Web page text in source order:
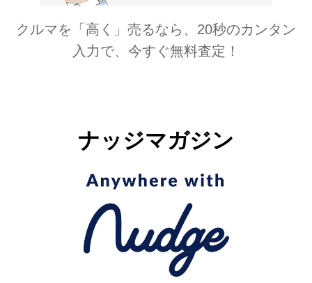
クルマを「高く」売るなら、20秒のカンタン
入力で、今すぐ無料査定！
ナッジマガジン